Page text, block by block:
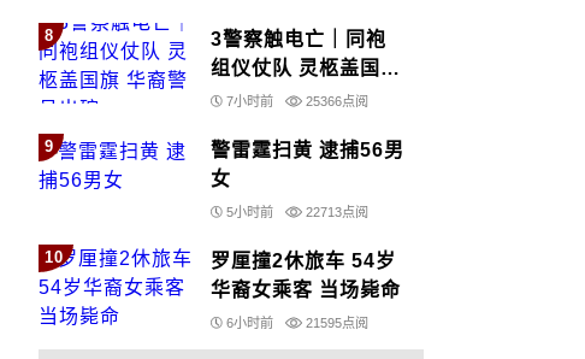
8
3警察触电亡｜同袍
组仪仗队 灵柩盖国旗
华裔警员出殡
7小时前 25366点阅
9
警雷霆扫黄 逮捕56男
女
5小时前 22713点阅
10
罗厘撞2休旅车 54岁
华裔女乘客 当场毙命
6小时前 21595点阅